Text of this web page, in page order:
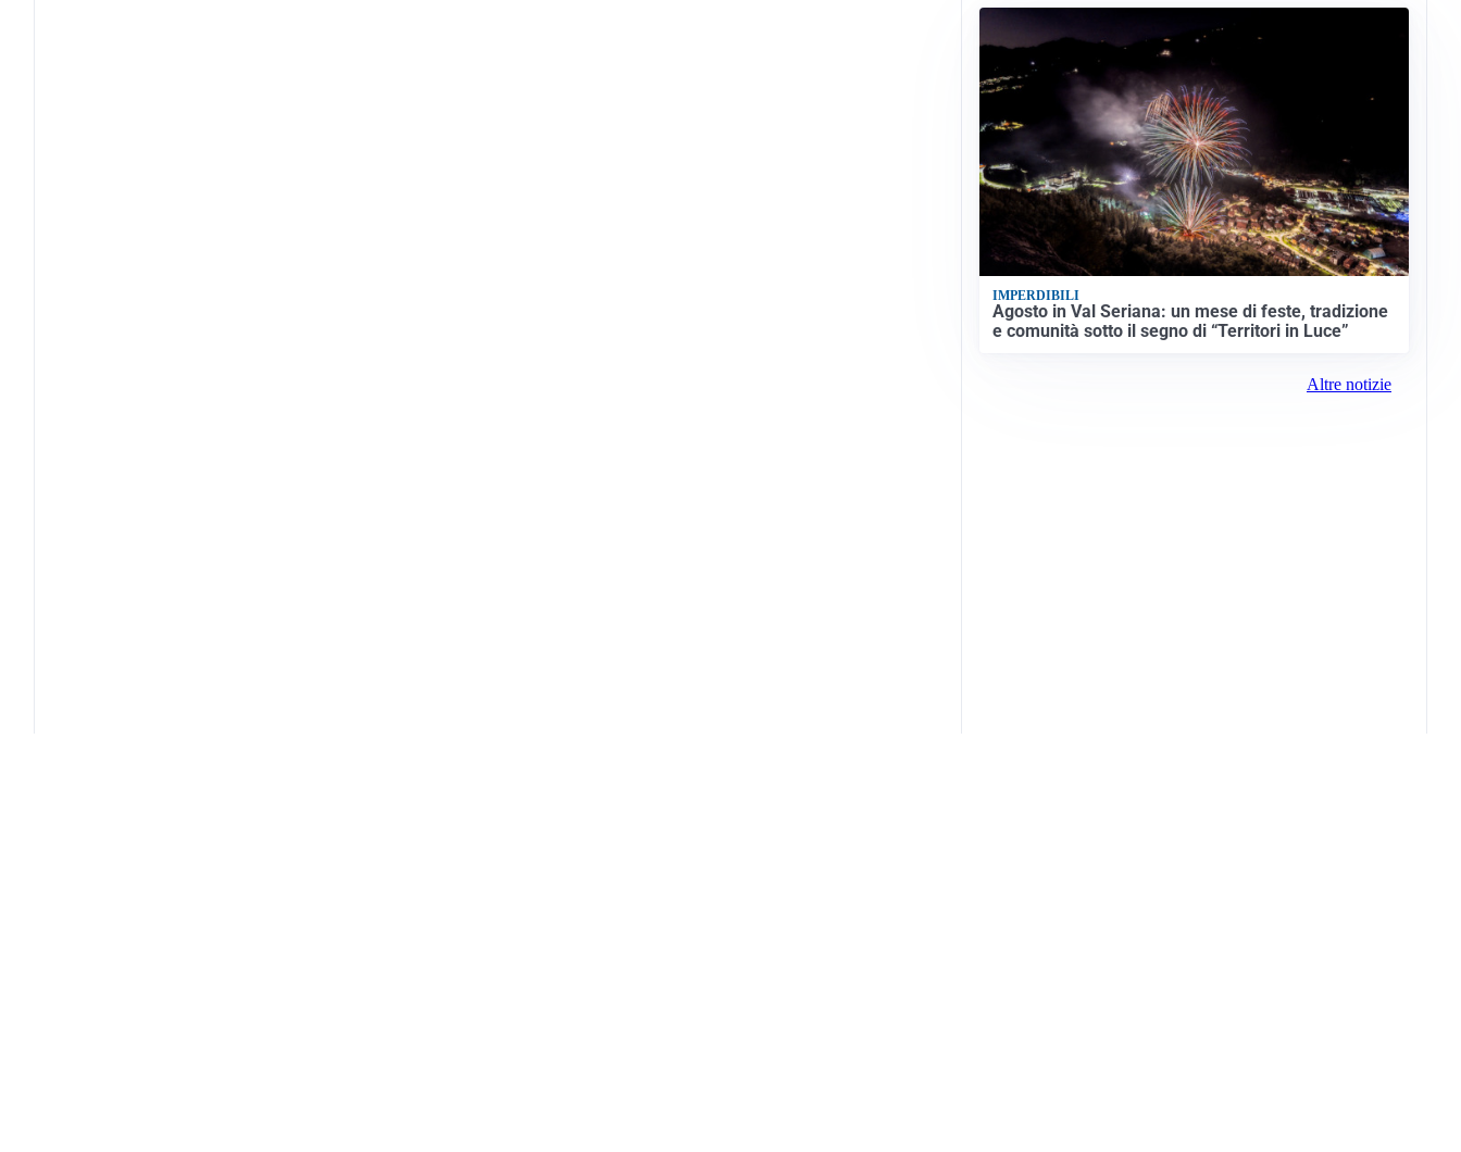
IMPERDIBILI
Agosto in Val Seriana: un mese di feste, tradizione
e comunità sotto il segno di “Territori in Luce”
Altre notizie